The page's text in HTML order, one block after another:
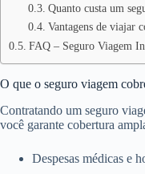
Quanto custa um
Vantagens de viajar
FAQ – Seguro Viagem
O que o seguro viagem
Contratando um seguro
você garante cobertura
Despesas médicas e